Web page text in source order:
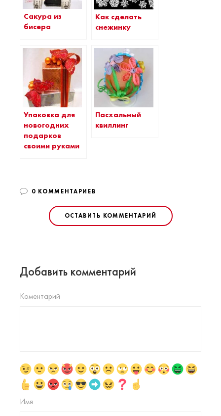
Сакура из
бисера
Как сделать
снежинку
Упаковка для
новогодних
подарков
своими руками
Пасхальный
квиллинг
0 КОММЕНТАРИЕВ
ОСТАВИТЬ КОММЕНТАРИЙ
Добавить комментарий
Коментарий
Имя